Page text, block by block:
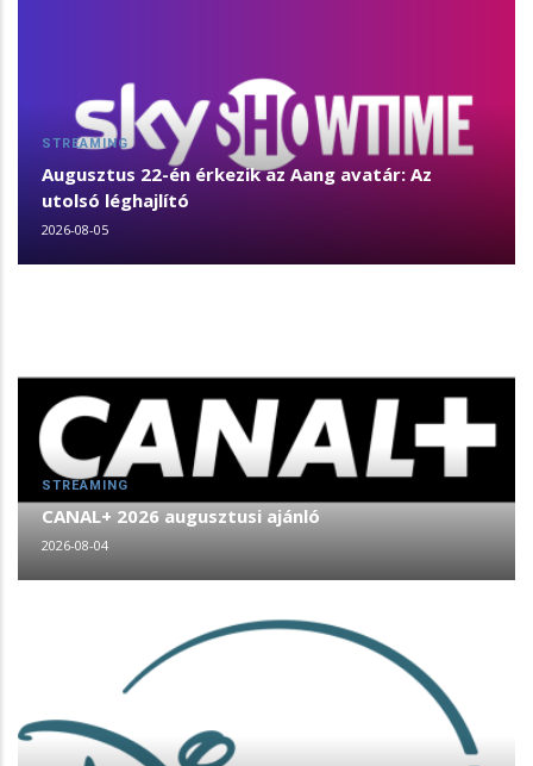
STREAMING
Augusztus 22-én érkezik az Aang avatár: Az
utolsó léghajlító
2026-08-05
STREAMING
CANAL+ 2026 augusztusi ajánló
2026-08-04